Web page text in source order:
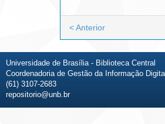
< Anterior
Universidade de Brasília - Biblioteca Central
Coordenadoria de Gestão da Informação
(61) 3107-2683
repositorio@unb.br